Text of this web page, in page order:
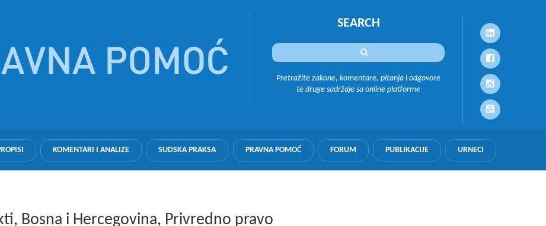
SEARCH
Pretražite zakone, komentare, pitanja i odgovore
te druge sadržaje sa online platforme
KOMENTARI I ANALIZE SUDSKA PRAKSA PRAVNA POMOĆ FORUM PUBLIKACIJE URNECI
Bosna i Hercegovina, Privredno pravo